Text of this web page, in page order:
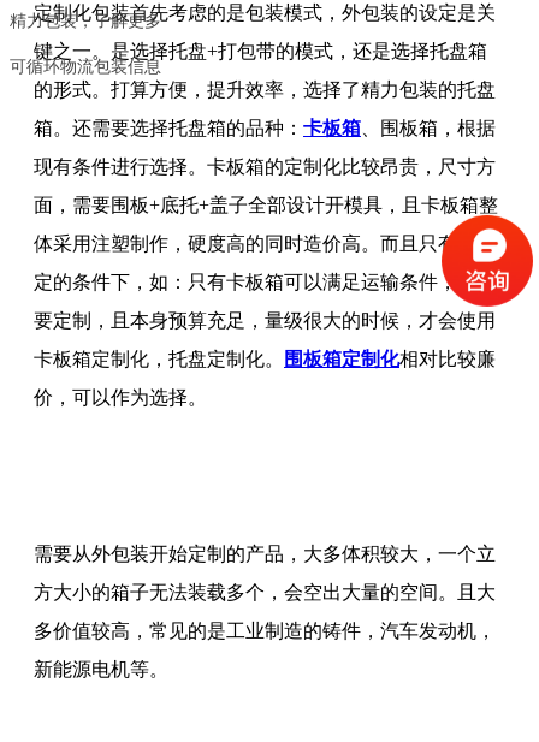
定制化包装首先考虑的是包装模式，外包装的设定是关
键之一。是选择托盘+打包带的模式，还是选择托盘箱
的形式。打算方便，提升效率，选择了精力包装的托盘
箱。还需要选择托盘箱的品种： 卡板箱 、围板箱，根据
现有条件进行选择。卡板箱的定制化比较昂贵，尺寸方
面，需要围板+底托+盖子全部设计开模具，且卡板箱整
体采用注塑制作，硬度高的同时造价高。而且只有在特
定的条件下，如：只有卡板箱可以满足运输条件，且需
要定制，且本身预算充足，量级很大的时候，才会使用
卡板箱定制化，托盘定制化。
围板箱定制化相对比较廉
价，可以作为选择。
需要从外包装开始定制的产品，大多体积较大，一个立
方大小的箱子无法装载多个，会空出大量的空间。且大
多价值较高，常见的是工业制造的铸件，汽车发动机，
新能源电机等。
精力包装，了解更多
可循环物流包装信息